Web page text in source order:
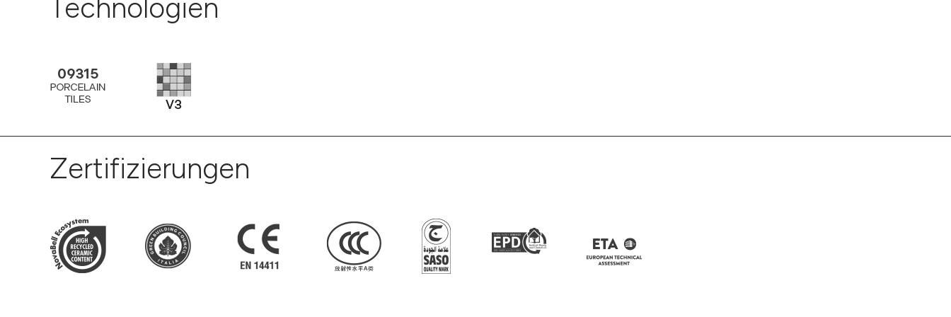
Technologien
Zertifizierungen